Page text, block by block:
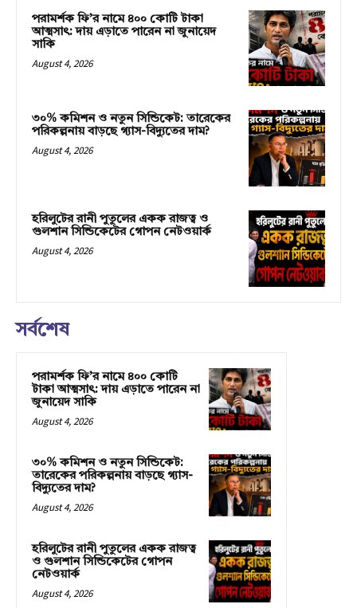
পরামর্শক ফি’র নামে ৪০০ কোটি টাকা
আত্মসাৎ: দায় এড়াতে পারেন না জুনায়েদ
সাকি
August 4, 2026
৩০% কমিশন ও নতুন সিন্ডিকেট: তারেকের
পরিকল্পনায় বাড়ছে গ্যাস-বিদ্যুতের দাম?
August 4, 2026
হরিলুটের রানী পুতুলের একক রাজত্ব ও
গুলশান সিন্ডিকেটের গোপন নেটওয়ার্ক
August 4, 2026
সর্বশেষ
পরামর্শক ফি’র নামে ৪০০ কোটি
টাকা আত্মসাৎ: দায় এড়াতে পারেন না
জুনায়েদ সাকি
August 4, 2026
৩০% কমিশন ও নতুন সিন্ডিকেট:
তারেকের পরিকল্পনায় বাড়ছে গ্যাস-
বিদ্যুতের দাম?
August 4, 2026
হরিলুটের রানী পুতুলের একক রাজত্ব
ও গুলশান সিন্ডিকেটের গোপন
নেটওয়ার্ক
August 4, 2026